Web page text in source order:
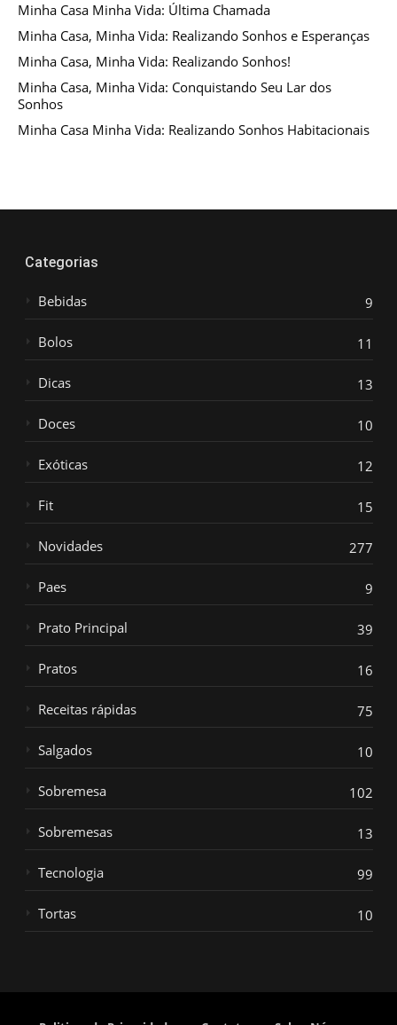
Minha Casa Minha Vida: Última Chamada
Minha Casa, Minha Vida: Realizando Sonhos e Esperanças
Minha Casa, Minha Vida: Realizando Sonhos!
Minha Casa, Minha Vida: Conquistando Seu Lar dos
Sonhos
Minha Casa Minha Vida: Realizando Sonhos Habitacionais
Categorias
Bebidas 9
Bolos 11
Dicas 13
Doces 10
Exóticas 12
Fit 15
Novidades 277
Paes 9
Prato Principal 39
Pratos 16
Receitas rápidas 75
Salgados 10
Sobremesa 102
Sobremesas 13
Tecnologia 99
Tortas 10